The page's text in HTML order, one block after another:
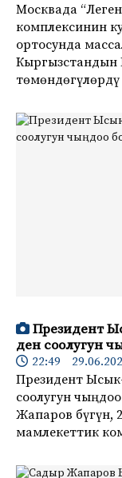
Москвада
комплексинин
ортосунда
Кыргызстандын
Президент
ден соолугун
22:49
Президент
соолугун
Жапаров бүгүн,
мамлекеттик